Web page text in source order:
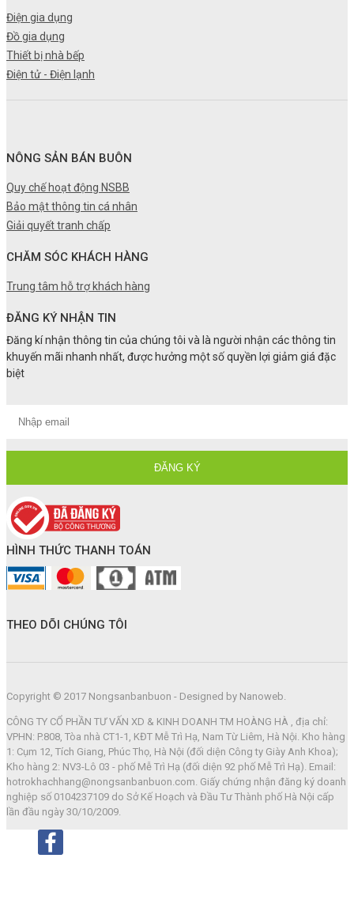
Điện gia dụng
Đồ gia dụng
Thiết bị nhà bếp
Điện tử - Điện lạnh
NÔNG SẢN BÁN BUÔN
Quy chế hoạt động NSBB
Bảo mật thông tin cá nhân
Giải quyết tranh chấp
CHĂM SÓC KHÁCH HÀNG
Trung tâm hỗ trợ khách hàng
ĐĂNG KÝ NHẬN TIN
Đăng kí nhận thông tin của chúng tôi và là người nhận các thông tin
khuyến mãi nhanh nhất, được hưởng một số quyền lợi giảm giá đặc
biệt
HÌNH THỨC THANH TOÁN
THEO DÕI CHÚNG TÔI
Copyright © 2017 Nongsanbanbuon - Designed by Nanoweb.
CÔNG TY CỔ PHẦN TƯ VẤN XD & KINH DOANH TM HOÀNG HÀ , địa chỉ:
VPHN: P.808, Tòa nhà CT1-1, KĐT Mễ Trì Hạ, Nam Từ Liêm, Hà Nội. Kho hàng
1: Cụm 12, Tích Giang, Phúc Thọ, Hà Nội (đối diện Công ty Giày Anh Khoa);
Kho hàng 2: NV3-Lô 03 - phố Mễ Trì Hạ (đối diện 92 phố Mễ Trì Hạ). Email:
hotrokhachhang@nongsanbanbuon.com. Giấy chứng nhận đăng ký doanh
nghiệp số 0104237109 do Sở Kế Hoạch và Đầu Tư Thành phố Hà Nội cấp
lần đầu ngày 30/10/2009.